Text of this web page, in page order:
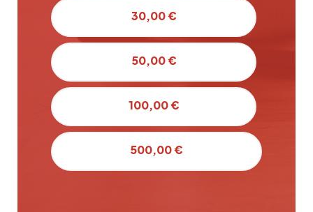
30,00 €
50,00 €
100,00 €
500,00 €